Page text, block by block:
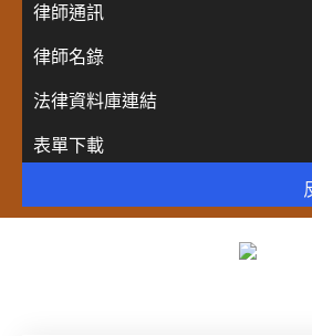
律師通訊
律師名錄
法律資料庫連結
表單下載